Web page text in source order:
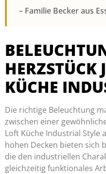
– Familie Becker aus
HERZSTÜCK
KÜCHE
Die richtige Beleuchtung
zwischen einer
Loft Küche Industrial Style
hohen Decken bieten sich
die den industriellen
gleichzeitig funktionales